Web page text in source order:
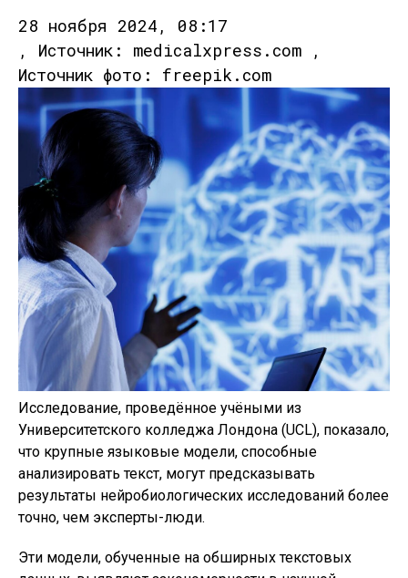
28 ноября 2024, 08:17
, Источник: medicalxpress.com ,
Источник фото: freepik.com
Исследование, проведённое учёными из
Университетского колледжа Лондона (UCL), показало,
что крупные языковые модели, способные
анализировать текст, могут предсказывать
результаты нейробиологических исследований более
точно, чем эксперты-люди.
Эти модели, обученные на обширных текстовых